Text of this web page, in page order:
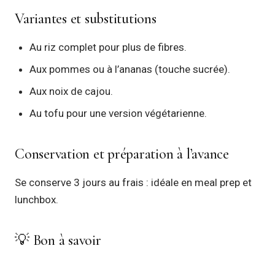
Variantes et substitutions
Au riz complet pour plus de fibres.
Aux pommes ou à l’ananas (touche sucrée).
Aux noix de cajou.
Au tofu pour une version végétarienne.
Conservation et préparation à l’avance
Se conserve 3 jours au frais : idéale en meal prep et
lunchbox.
💡 Bon à savoir